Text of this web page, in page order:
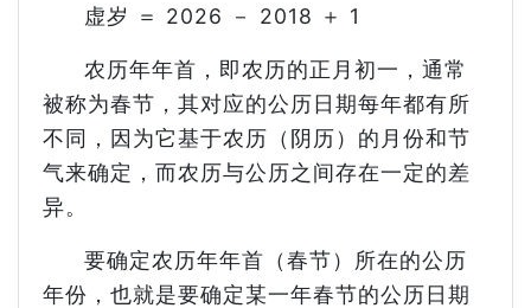
虚岁 ＝ 2026 － 2018 ＋ 1
农历年年首，即农历的正月初一，通常
被称为春节，其对应的公历日期每年都有所
不同，因为它基于农历（阴历）的月份和节
气来确定，而农历与公历之间存在一定的差
异。
要确定农历年年首（春节）所在的公历
年份，也就是要确定某一年春节的公历日期